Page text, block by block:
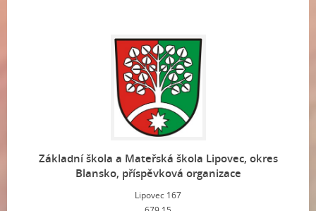
Základní škola a Mateřská škola Lipovec, okres
Blansko, příspěvková organizace
Lipovec 167